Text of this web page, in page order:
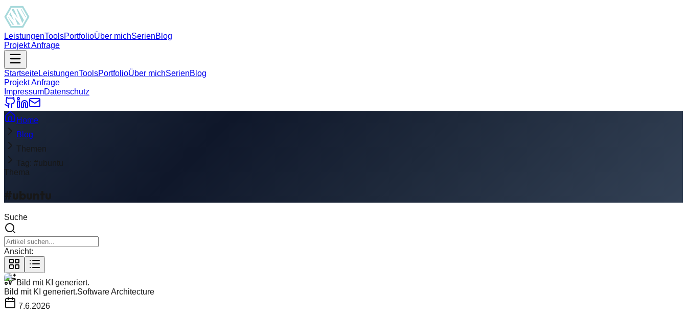
LeistungenToolsPortfolioÜber michSerienBlog
Projekt Anfrage
StartseiteLeistungenToolsPortfolioÜber michSerienBlog
Projekt Anfrage
ImpressumDatenschutz
Home
Blog
Themen
Tag: #ubuntu
Thema
#ubuntu
Suche
Ansicht:
Bild mit KI generiert.
Bild mit KI generiert.Software Architecture
7.6.2026